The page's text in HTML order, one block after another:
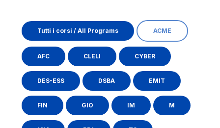
Tutti i corsi / All Programs ACME
AFC CLELI CYBER
DES-ESS DSBA EMIT
FIN GIO IM M